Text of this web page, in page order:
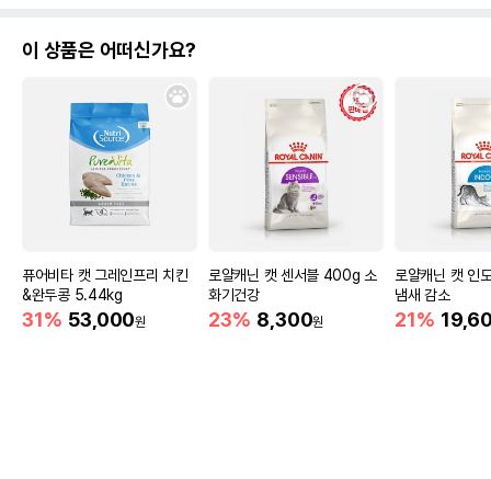
이 상품은 어떠신가요?
퓨어비타 캣 그레인프리 치킨
&완두콩 5.44kg
31% 53,000원
로얄캐닌 캣 센서블 400g 소
화기건강
23% 8,300원
로얄캐닌 캣 인
냄새 감소
21%